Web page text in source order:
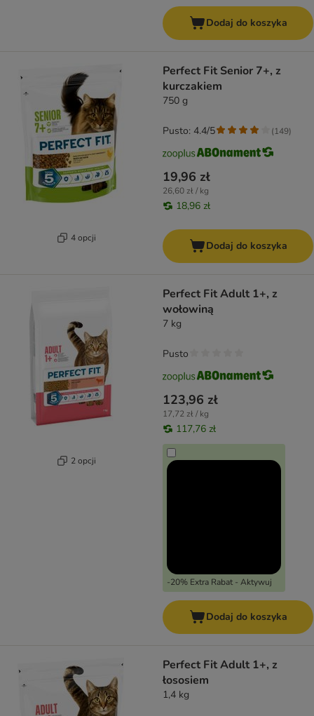
Dodaj do koszyka
4 opcji
Perfect Fit Senior 7+, z
kurczakiem
750 g
19,96 zł
26,60 zł / kg
18,96 zł
Pusto: 4.4/5 (149)
Dodaj do koszyka
2 opcji
Perfect Fit Adult 1+, z
wołowiną
7 kg
123,96 zł
17,72 zł / kg
117,76 zł
-20% Extra Rabat - Aktywuj
Pusto
Dodaj do koszyka
Perfect Fit Adult 1+, z
łososiem
1,4 kg